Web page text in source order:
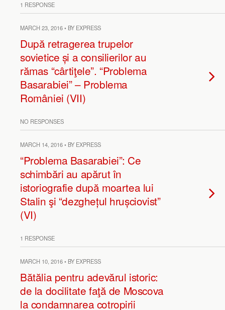
1 RESPONSE
MARCH 23, 2016 • BY EXPRESS
După retragerea trupelor
sovietice și a consilierilor au
rămas “cârtiţele”. “Problema
Basarabiei” – Problema
României (VII)
NO RESPONSES
MARCH 14, 2016 • BY EXPRESS
“Problema Basarabiei”: Ce
schimbări au apărut în
istoriografie după moartea lui
Stalin şi “dezghețul hrușciovist”
(VI)
1 RESPONSE
MARCH 10, 2016 • BY EXPRESS
Bătălia pentru adevărul istoric:
de la docilitate faţă de Moscova
la condamnarea cotropirii